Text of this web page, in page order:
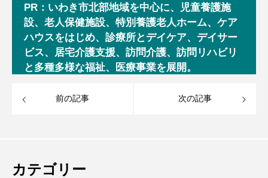
PR：いわき市北部地域を中心に、児童養護施
設、老人保健施設、特別養護老人ホーム、ケア
ハウスをはじめ、診療所とデイケア、デイサー
ビス、居宅介護支援、訪問介護、訪問リハビリ
と多種多様な福祉、医療事業を展開。
前の記事 次の記事
カテゴリー